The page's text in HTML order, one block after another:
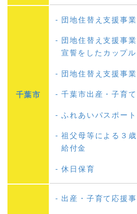
千葉市
団地住替え支援事業
団地住替え支援事
宣誓をしたカップル
団地住替え支援事
千葉市出産・子育
ふれあいパスポート
祖父母等による３
給付金
休日保育
出産・子育て応援